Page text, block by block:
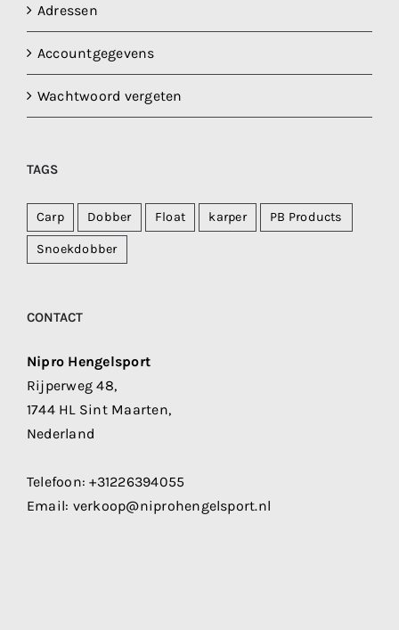
Adressen
Accountgegevens
Wachtwoord vergeten
TAGS
Carp Dobber Float karper PB Products
Snoekdobber
CONTACT
Nipro Hengelsport
Rijperweg 48,
1744 HL Sint Maarten,
Nederland
Telefoon:+31226394055
Email: verkoop@niprohengelsport.nl